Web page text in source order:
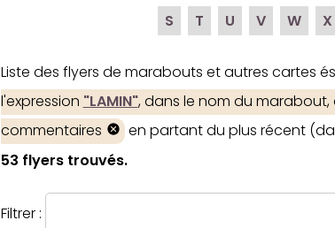
S
T U V W X
Liste des flyers de marabouts et autres cartes
l'expression "LAMIN", dans le nom du marabout,
commentaires
en partant du plus récent
53 flyers trouvés.
Filtrer :